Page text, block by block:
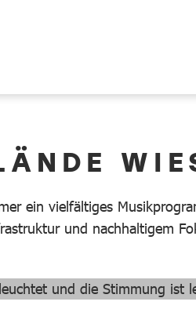
ein vielfältiges
und nachhaltigem